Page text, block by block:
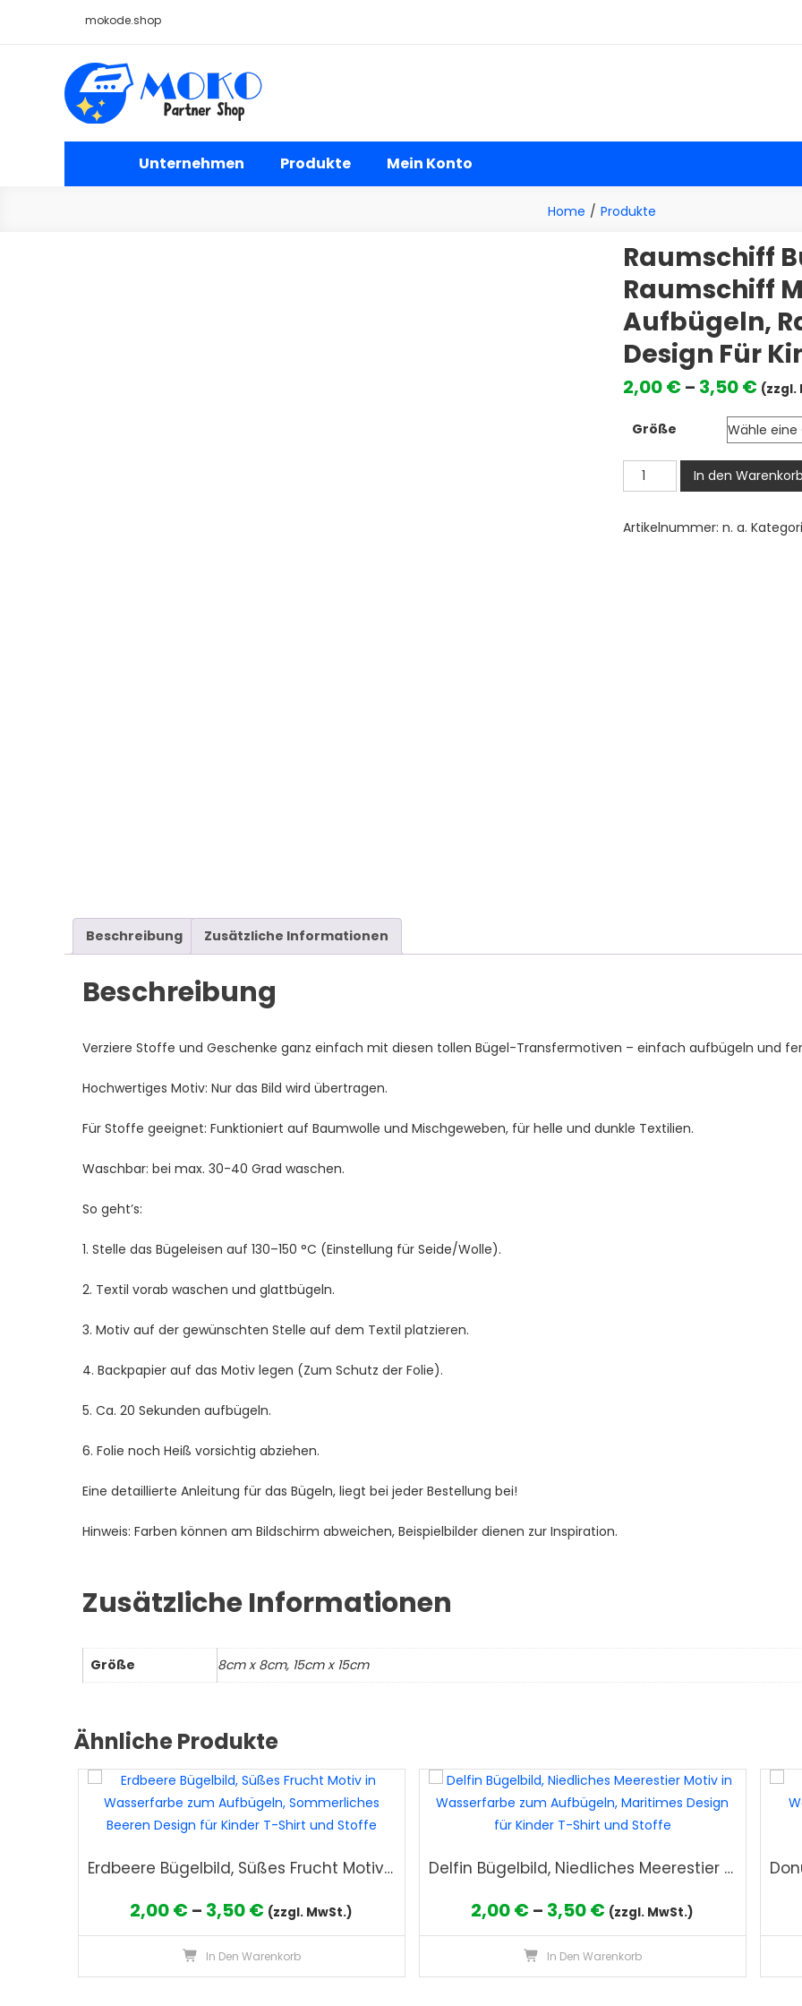
mokode.shop
Moko Bügelbilder Großhandel
Unternehmen Produkte Mein Konto
Home Produkte
Raumschiff
Raumschiff
Aufbügeln,
Design Für
2,00€ – 3,50€
2,00
bis
3,50
(zzgl.
Größe
Raumschiff
Bügelbild,
Raumschiff
In den
Artikelnummer: n. a.
Beschreibung Zusätzliche Informationen
Beschreibung
Verziere Stoffe und Geschenke ganz einfach mit diesen tollen Bügel-Transfermotiven – einfach aufbügeln und
Hochwertiges Motiv: Nur das Bild wird übertragen.
Für Stoffe geeignet: Funktioniert auf Baumwolle und Mischgeweben, für helle und dunkle Textilien.
Waschbar: bei max. 30-40 Grad waschen.
So geht’s:
1. Stelle das Bügeleisen auf 130–150 °C (Einstellung für Seide/Wolle).
2. Textil vorab waschen und glattbügeln.
3. Motiv auf der gewünschten Stelle auf dem Textil platzieren.
4. Backpapier auf das Motiv legen (Zum Schutz der Folie).
5. Ca. 20 Sekunden aufbügeln.
6. Folie noch Heiß vorsichtig abziehen.
Eine detaillierte Anleitung für das Bügeln, liegt bei jeder Bestellung bei!
Hinweis: Farben können am Bildschirm abweichen, Beispielbilder dienen zur Inspiration.
Zusätzliche Informationen
Größe 8cm x 8cm, 15cm x 15cm
Ähnliche Produkte
Erdbeere Bügelbild, Süßes Frucht Motiv in Wasserfarbe zum Aufbügeln, Sommerliches Beeren Design für Kinder T-Shirt und Stoffe
2,00€ – 3,50€Preisspanne:
2,00 €
bis
(zzgl. MwSt.)
In Den Warenkorb
Delfin Bügelbild, Niedliches Meerestier Motiv in Wasserfarbe zum Aufbügeln, Maritimes Design für Kinder T-Shirt und Stoffe
2,00€ – 3,50€Preisspanne:
2,00 €
bis
(zzgl. MwSt.)
In Den Warenkorb